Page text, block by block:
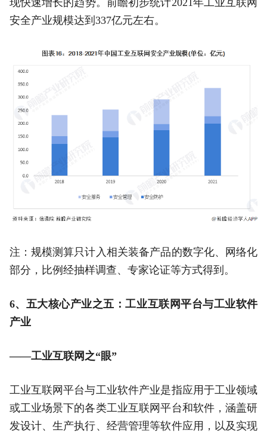
现快速增长的趋势。前瞻初步统计2021年工业互联网
安全产业规模达到337亿元左右。
注：规模测算只计入相关装备产品的数字化、网络化
部分，比例经抽样调查、专家论证等方式得到。
6、五大核心产业之五：工业互联网平台与工业软件
产业
——工业互联网之“眼”
工业互联网平台与工业软件产业是指应用于工业领域
或工业场景下的各类工业互联网平台和软件，涵盖研
发设计、生产执行、经营管理等软件应用，以及实现